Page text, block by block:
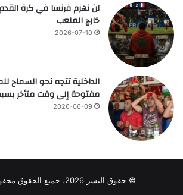
لن نهزم فرنسا في كرة
خارج الملعب
2026-07-10
الداخلية تتجه نحو السماح
مفتوحة إلى وقت متأخر
2026-06-09
© حقوق النشر 2026، جميع الحقوق محفوظة |